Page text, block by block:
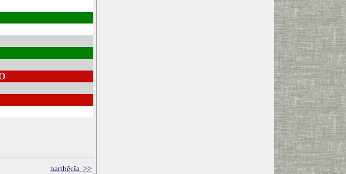
narthēcĭa >>